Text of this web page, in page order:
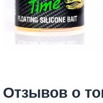
Отзывов о